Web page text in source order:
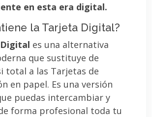
en esta era digital.
la Tarjeta Digital?
es una alternativa
que sustituye de
total a las Tarjetas de
en papel. Es una versión
puedas intercambiar y
forma profesional toda tu